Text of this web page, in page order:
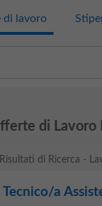
di lavoro
di Lavoro
Risultati di Ricerca -
Tecnico/a